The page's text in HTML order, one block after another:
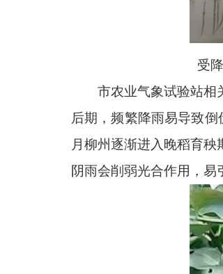
受
市农业气象试验站相
后期，频繁降雨易导致
月柳州逐渐进入晚稻育
阴雨会削弱光合作用，易